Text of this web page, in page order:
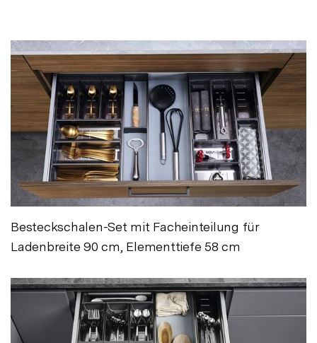
Besteckschalen-Set mit Facheinteilung für
Ladenbreite 90 cm, Elementtiefe 58 cm